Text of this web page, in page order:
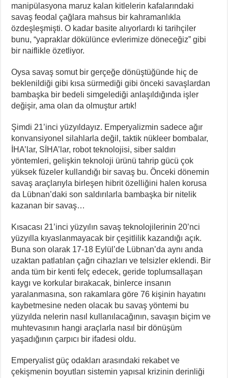
manipülasyona maruz kalan kitlelerin kafalarındaki
savaş feodal çağlara mahsus bir kahramanlıkla
özdeşleşmişti. O kadar basite alıyorlardı ki tarihçiler
bunu, “yapraklar dökülünce evlerimize döneceğiz” gibi
bir naiflikle özetliyor.
Oysa savaş somut bir gerçeğe dönüştüğünde hiç de
beklenildiği gibi kısa sürmediği gibi önceki savaşlardan
bambaşka bir bedeli simgelediği anlaşıldığında işler
değişir, ama olan da olmuştur artık!
Şimdi 21’inci yüzyıldayız. Emperyalizmin sadece ağır
konvansiyonel silahlarla değil, taktik nükleer bombalar,
İHA’lar, SİHA’lar, robot teknolojisi, siber saldırı
yöntemleri, gelişkin teknoloji ürünü tahrip gücü çok
yüksek füzeler kullandığı bir savaş bu. Önceki dönemin
savaş araçlarıyla birleşen hibrit özelliğini halen korusa
da Lübnan’daki son saldırılarla bambaşka bir nitelik
kazanan bir savaş…
Kısacası 21’inci yüzyılın savaş teknolojilerinin 20’nci
yüzyılla kıyaslanmayacak bir çeşitlilik kazandığı açık.
Buna son olarak 17-18 Eylül’de Lübnan’da aynı anda
uzaktan patlatılan çağrı cihazları ve telsizler eklendi. Bir
anda tüm bir kenti felç edecek, geride toplumsallaşan
kaygı ve korkular bırakacak, binlerce insanın
yaralanmasına, son rakamlara göre 76 kişinin hayatını
kaybetmesine neden olacak bu savaş yöntemi bu
yüzyılda nelerin nasıl kullanılacağının, savaşın biçim ve
muhtevasının hangi araçlarla nasıl bir dönüşüm
yaşadığının çarpıcı bir ifadesi oldu.
Emperyalist güç odakları arasındaki rekabet ve
çekişmenin boyutları sistemin yapısal krizinin derinliği